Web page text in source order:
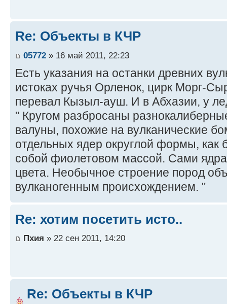
Re: Объекты в КЧР
05772 » 16 май 2011, 22:23
Есть указания на останки древних
истоках ручья Орленок, цирк Морг-
перевал Кызыл-ауш. И в Абхазии, у
" Кругом разбросаны
валуны, похожие на вулканические
отдельных ядер округлой формы,
собой фиолетовом массой. Сами ядра
цвета. Необычное строение пород
вулканогенным происхождением. "
Re: хотим посетить исто..
Пхия » 22 сен 2011, 14:20
Re: Объекты в КЧР